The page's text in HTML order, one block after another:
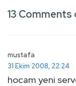
is
13 Comments
mustafa
31 Ekim 2008, 22:24
hocam yeni